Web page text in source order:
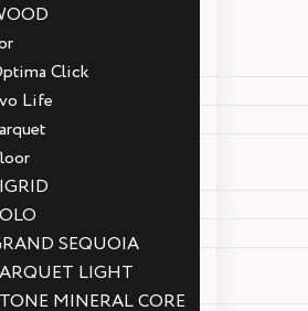
Click
Life
SEQUOIA
LIGHT
MINERAL CORE
Click